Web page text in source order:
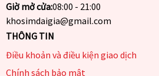
Giờ mở cửa:08:00 - 21:00
khosimdaigia@gmail.com
THÔNG TIN
Điều khoản và điều kiện giao dịch
Chính sách bảo mật